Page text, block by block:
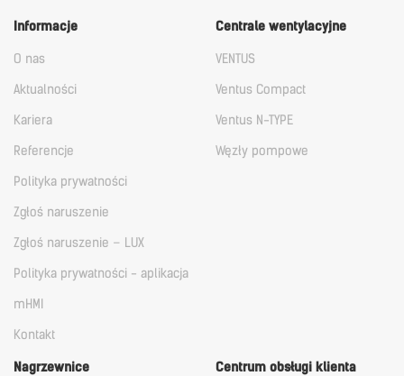
Informacje
O nas
Aktualności
Kariera
Referencje
Polityka prywatności
Zgłoś naruszenie
Zgłoś naruszenie – LUX
Polityka prywatności - aplikacja
mHMI
Kontakt
Centrale wentylacyjne
VENTUS
Ventus Compact
Ventus N-TYPE
Węzły pompowe
Nagrzewnice Centrum obsługi klienta